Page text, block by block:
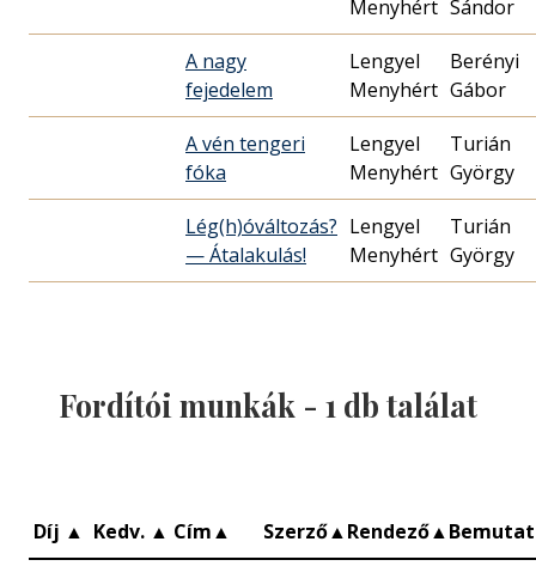
Menyhért Sándor
A nagy
fejedelem
Lengyel
Menyhért
Berényi
Gábor
A vén tengeri
fóka
Lengyel
Menyhért
Turián
György
Lég(h)óváltozás?
— Átalakulás!
Lengyel
Menyhért
Turián
György
Fordítói munkák - 1 db találat
Díj ▲ Kedv. ▲ Cím▲ Szerző▲Rendező▲